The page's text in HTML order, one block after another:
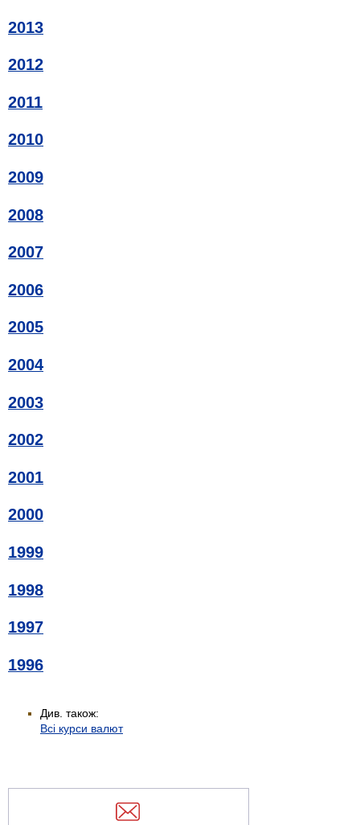
2013
2012
2011
2010
2009
2008
2007
2006
2005
2004
2003
2002
2001
2000
1999
1998
1997
1996
Див. також:
Всі курси валют